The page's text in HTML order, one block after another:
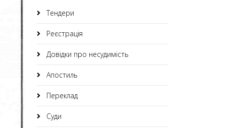
Тендери
Реєстрація
Довідки про несудимість
Апостиль
Переклад
Суди